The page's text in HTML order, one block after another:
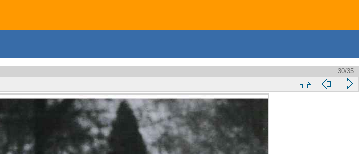
30/35